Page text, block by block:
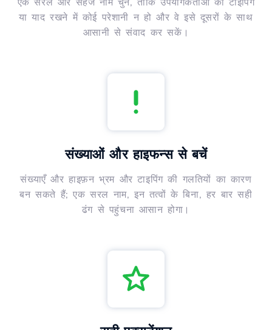
या याद रखने में कोई परेशानी न हो और वे इसे दूसरों के साथ
आसानी से संवाद कर सकें।
संख्याओं और हाइफन्स से बचें
संख्याएँ और हाइफ़न भ्रम और टाइपिंग की गलतियों का कारण
बन सकते हैं; एक सरल नाम, इन तत्वों के बिना, हर बार सही
ढंग से पहुंचना आसान होगा।